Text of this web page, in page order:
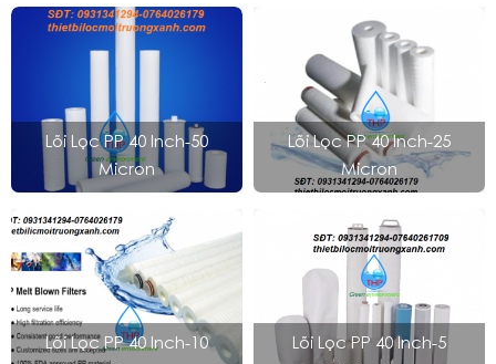
Lõi Lọc PP 40 Inch-50
Micron
Lõi Lọc PP 40 Inch-25
Micron
Lõi Lọc PP 40 Inch-10
Lõi Lọc PP 40 Inch-5